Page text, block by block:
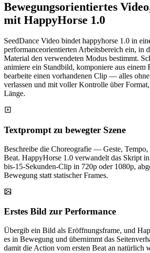
Bewegungsorientiertes
mit HappyHorse 1.0
SeedDance Video bindet happyhorse 1.0 in
performanceorientierten Arbeitsbereich ein, in
Material den verwendeten Modus bestimmt.
animiere ein Standbild, komponiere aus einem
bearbeite einen vorhandenen Clip — alles
verlassen und mit voller Kontrolle über
Länge.
Textprompt zu bewegter Szene
Beschreibe die Choreografie — Geste, Tempo,
Beat. HappyHorse 1.0 verwandelt das Skript
bis-15-Sekunden-Clip in 720p oder 1080p,
Bewegung statt statischer Frames.
Erstes Bild zur Performance
Übergib ein Bild als Eröffnungsframe, und
es in Bewegung und übernimmt das
damit die Action vom ersten Beat an natürlich